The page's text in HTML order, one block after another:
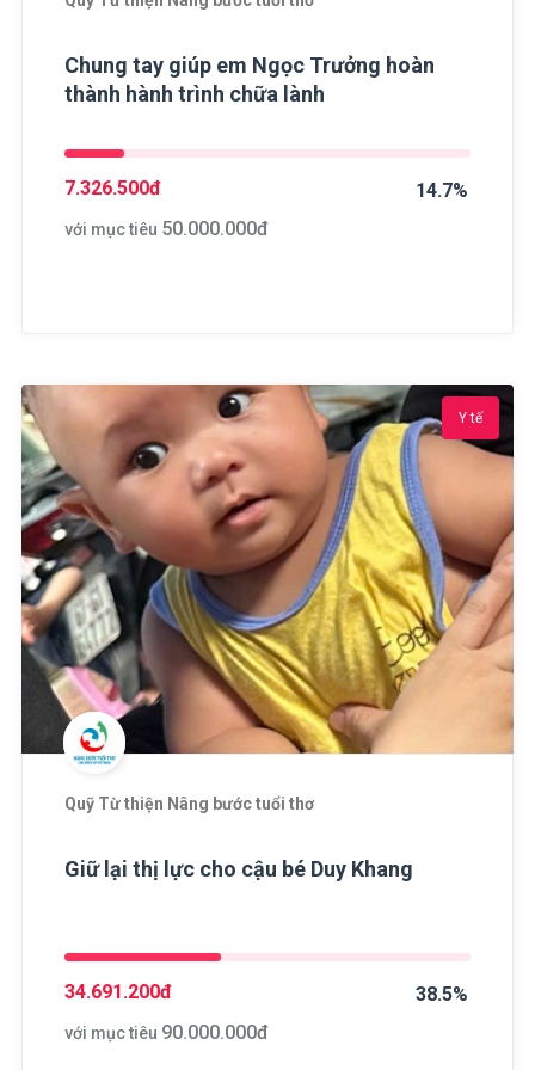
Chung tay giúp em Ngọc Trưởng hoàn
thành hành trình chữa lành
14.7%
7.326.500đ
với mục tiêu 50.000.000đ
Y tế
Quỹ Từ thiện Nâng bước tuổi thơ
Giữ lại thị lực cho cậu bé Duy Khang
38.5%
34.691.200đ
với mục tiêu 90.000.000đ